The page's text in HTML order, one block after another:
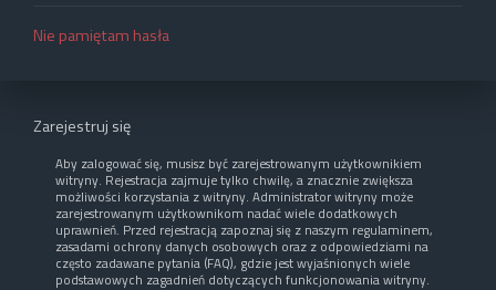
Nie pamiętam hasła
Zarejestruj się
Aby zalogować się, musisz być zarejestrowanym użytkownikiem
witryny. Rejestracja zajmuje tylko chwilę, a znacznie zwiększa
możliwości korzystania z witryny. Administrator witryny może
zarejestrowanym użytkownikom nadać wiele dodatkowych
uprawnień. Przed rejestracją zapoznaj się z naszym regulaminem,
zasadami ochrony danych osobowych oraz z odpowiedziami na
często zadawane pytania (FAQ), gdzie jest wyjaśnionych wiele
podstawowych zagadnień dotyczących funkcjonowania witryny.